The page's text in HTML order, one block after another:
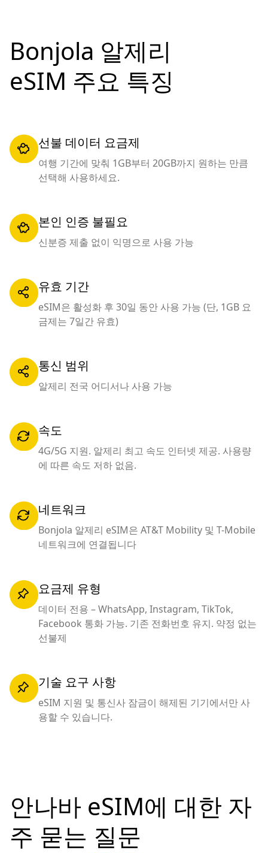
Bonjola 알제리
eSIM 주요 특징
선불 데이터 요금제
여행 기간에 맞춰 1GB부터 20GB까지 원하는 만큼
선택해 사용하세요.
본인 인증 불필요
신분증 제출 없이 익명으로 사용 가능
유효 기간
eSIM은 활성화 후 30일 동안 사용 가능 (단, 1GB 요
금제는 7일간 유효)
통신 범위
알제리 전국 어디서나 사용 가능
속도
4G/5G 지원. 알제리 최고 속도 인터넷 제공. 사용량
에 따른 속도 저하 없음.
네트워크
Bonjola 알제리 eSIM은 AT&T Mobility 및 T-Mobile
네트워크에 연결됩니다
요금제 유형
데이터 전용 – WhatsApp, Instagram, TikTok,
Facebook 통화 가능. 기존 전화번호 유지. 약정 없는
선불제
기술 요구 사항
eSIM 지원 및 통신사 잠금이 해제된 기기에서만 사
용할 수 있습니다.
안나바 eSIM에 대한 자
주 묻는 질문